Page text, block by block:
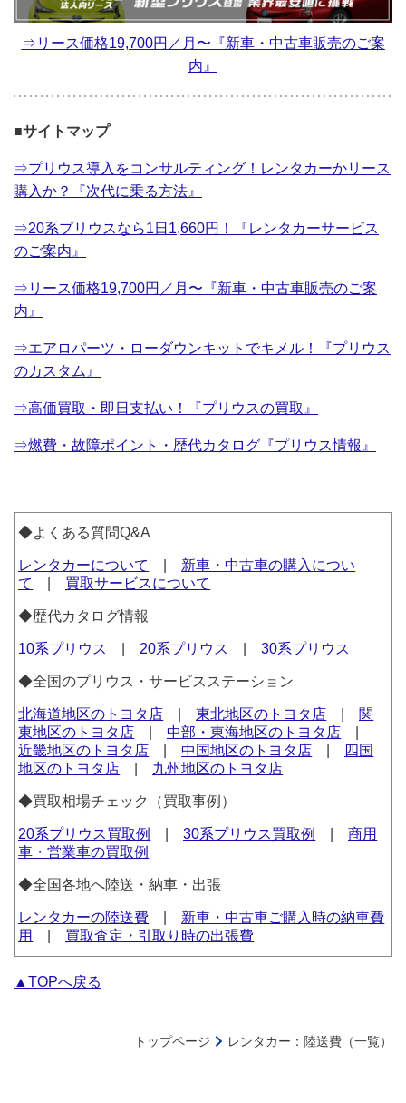
⇒リース価格19,700円／月〜『新車・中古車販売のご案
内』
■サイトマップ
⇒プリウス導入をコンサルティング！レンタカーかリース
購入か？『次代に乗る方法』
⇒20系プリウスなら1日1,660円！『レンタカーサービス
のご案内』
⇒リース価格19,700円／月〜『新車・中古車販売のご案
内』
⇒エアロパーツ・ローダウンキットでキメル！『プリウス
のカスタム』
⇒高価買取・即日支払い！『プリウスの買取』
⇒燃費・故障ポイント・歴代カタログ『プリウス情報』
◆よくある質問Q&A
レンタカーについて
新車・中古車の購入につい
て
買取サービスについて
◆歴代カタログ情報
10系プリウス 20系プリウス |30系プリウス
◆全国のプリウス・サービスステーション
北海道地区のトヨタ店 |東北地区のトヨタ店
関
東地区のトヨタ店 |中部・東海地区のトヨタ店
近畿地区のトヨタ店 |中国地区のトヨタ店
四国
地区のトヨタ店
九州地区のトヨタ店
◆買取相場チェック（買取事例）
20系プリウス買取例 |30系プリウス買取例 |商用
車・営業車の買取例
◆全国各地へ陸送・納車・出張
レンタカーの陸送費
新車・中古車ご購入時の納車費
用
買取査定・引取り時の出張費
▲TOPへ戻る
トップページ レンタカー：陸送費（一覧）